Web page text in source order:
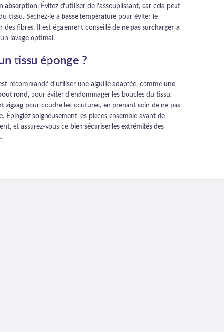
absorption. Évitez d’utiliser de l’assouplissant, car cela peut
tissu. Séchez-le à basse température pour éviter le
fibres. Il est également conseillé de ne pas surcharger la
lavage optimal.
tissu éponge ?
recommandé d’utiliser une aiguille adaptée, comme une
rond , pour éviter d’endommager les boucles du tissu.
zigzag pour coudre les coutures, en prenant soin de ne pas
Épinglez soigneusement les pièces ensemble avant de
et assurez-vous de bien sécuriser les extrémités des